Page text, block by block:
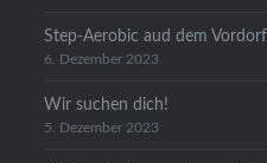
Step-Aerobic aud dem
6. Dezember 2023
Wir suchen dich!
5. Dezember 2023